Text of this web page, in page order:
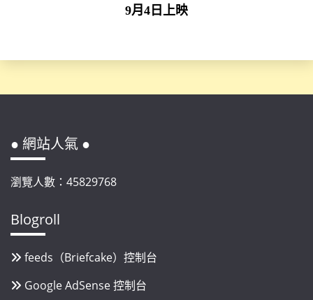
9月4日上映
● 網站人氣 ●
瀏覽人數：45829768
Blogroll
feeds（Briefcake）控制台
Google AdSense 控制台